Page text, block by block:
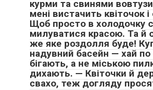
курми та свинями
мені вистачить квіточок
Щоб просто в холодочку
милуватися красою. Та й
же яке роздолля буде!
надувний басейн — хай по
бігають, а не міською
дихають. — Квіточки й
свахо, теж догляду